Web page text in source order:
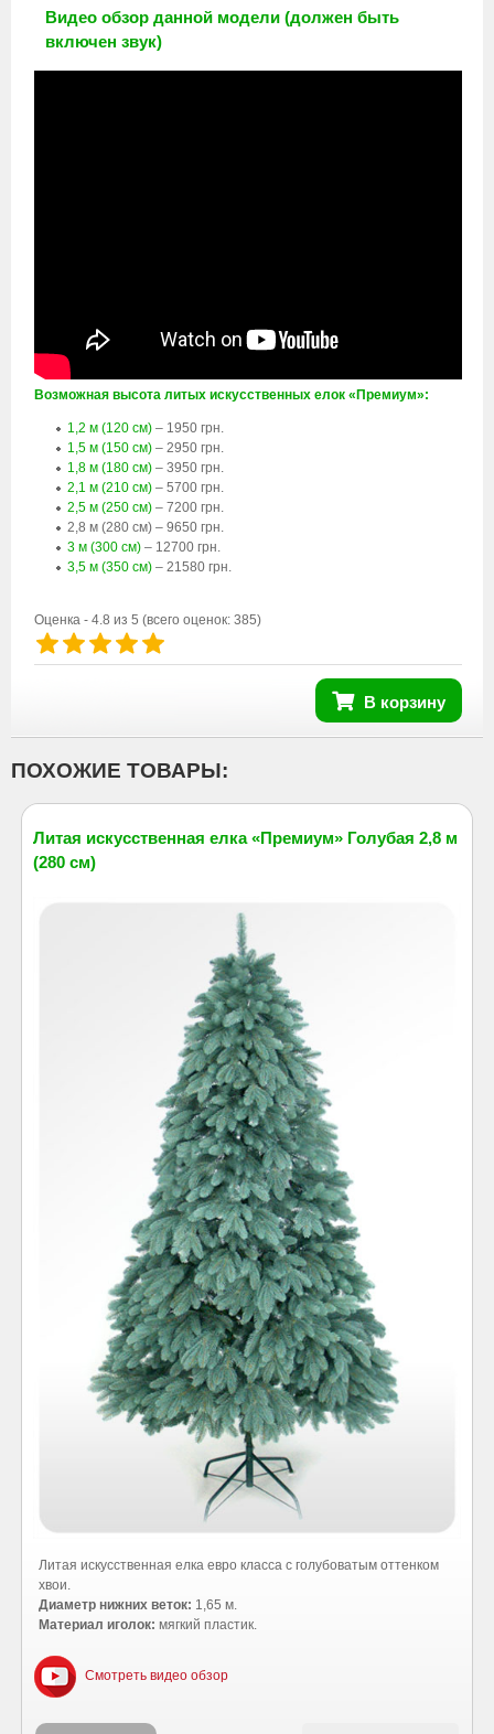
Видео обзор данной модели (должен быть
включен звук)
Возможная высота литых искусственных елок «Премиум»:
1,2 м (120 см) – 1950 грн.
1,5 м (150 см) – 2950 грн.
1,8 м (180 см) – 3950 грн.
2,1 м (210 см) – 5700 грн.
2,5 м (250 см) – 7200 грн.
2,8 м (280 см) – 9650 грн.
3 м (300 см) – 12700 грн.
3,5 м (350 см) – 21580 грн.
Оценка - 4.8 из 5 (всего оценок: 385)
В корзину
ПОХОЖИЕ ТОВАРЫ:
Литая искусственная елка «Премиум» Голубая 2,8 м
(280 см)
Литая искусственная елка евро класса с голубоватым оттенком
хвои.
Диаметр нижних веток: 1,65 м.
Материал иголок: мягкий пластик.
Смотреть видео обзор